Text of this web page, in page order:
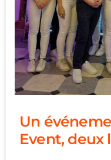
Un
Event, deux